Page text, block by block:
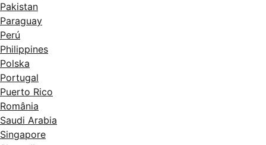
Pakistan
Paraguay
Perú
Philippines
Polska
Portugal
Puerto Rico
România
Saudi Arabia
Singapore